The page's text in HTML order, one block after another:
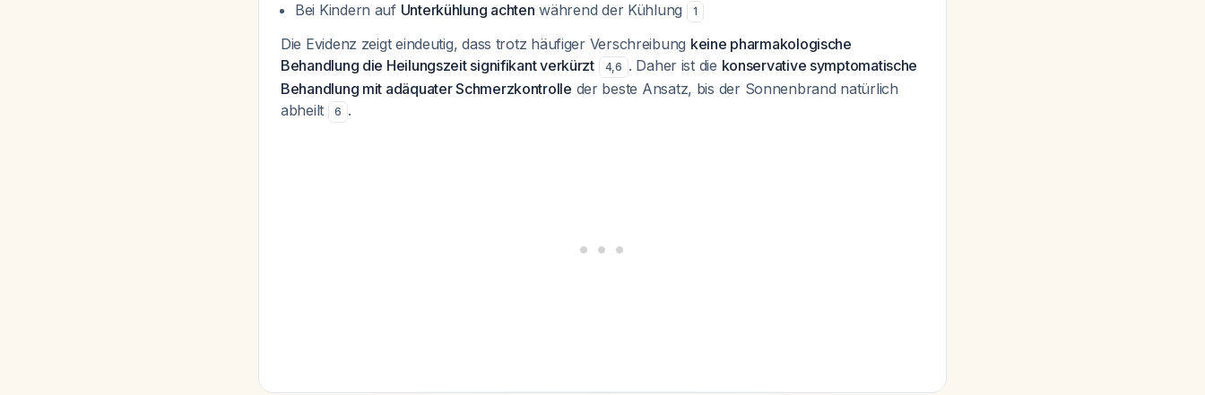
Bei Kindern auf Unterkühlung achten während der Kühlung 1
Die Evidenz zeigt eindeutig, dass trotz häufiger Verschreibung keine pharmakologische
Behandlung die Heilungszeit signifikant verkürzt
4,6 . Daher ist die konservative symptomatische
Behandlung mit adäquater Schmerzkontrolle der beste Ansatz, bis der Sonnenbrand natürlich
abheilt
6 .